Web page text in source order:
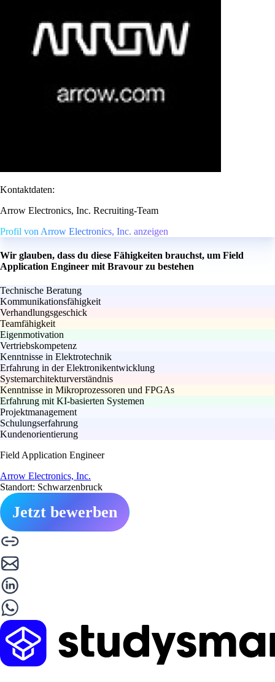
Kontaktdaten:
Arrow Electronics, Inc. Recruiting-Team
Profil von Arrow Electronics, Inc. anzeigen
Wir glauben, dass du diese Fähigkeiten brauchst, um Field
Application Engineer mit Bravour zu bestehen
Technische Beratung
Kommunikationsfähigkeit
Verhandlungsgeschick
Teamfähigkeit
Eigenmotivation
Vertriebskompetenz
Kenntnisse in Elektrotechnik
Erfahrung in der Elektronikentwicklung
Systemarchitekturverständnis
Kenntnisse in Mikroprozessoren und FPGAs
Erfahrung mit KI-basierten Systemen
Projektmanagement
Schulungserfahrung
Kundenorientierung
Field Application Engineer
Arrow Electronics, Inc.
Standort: Schwarzenbruck
Jetzt bewerben